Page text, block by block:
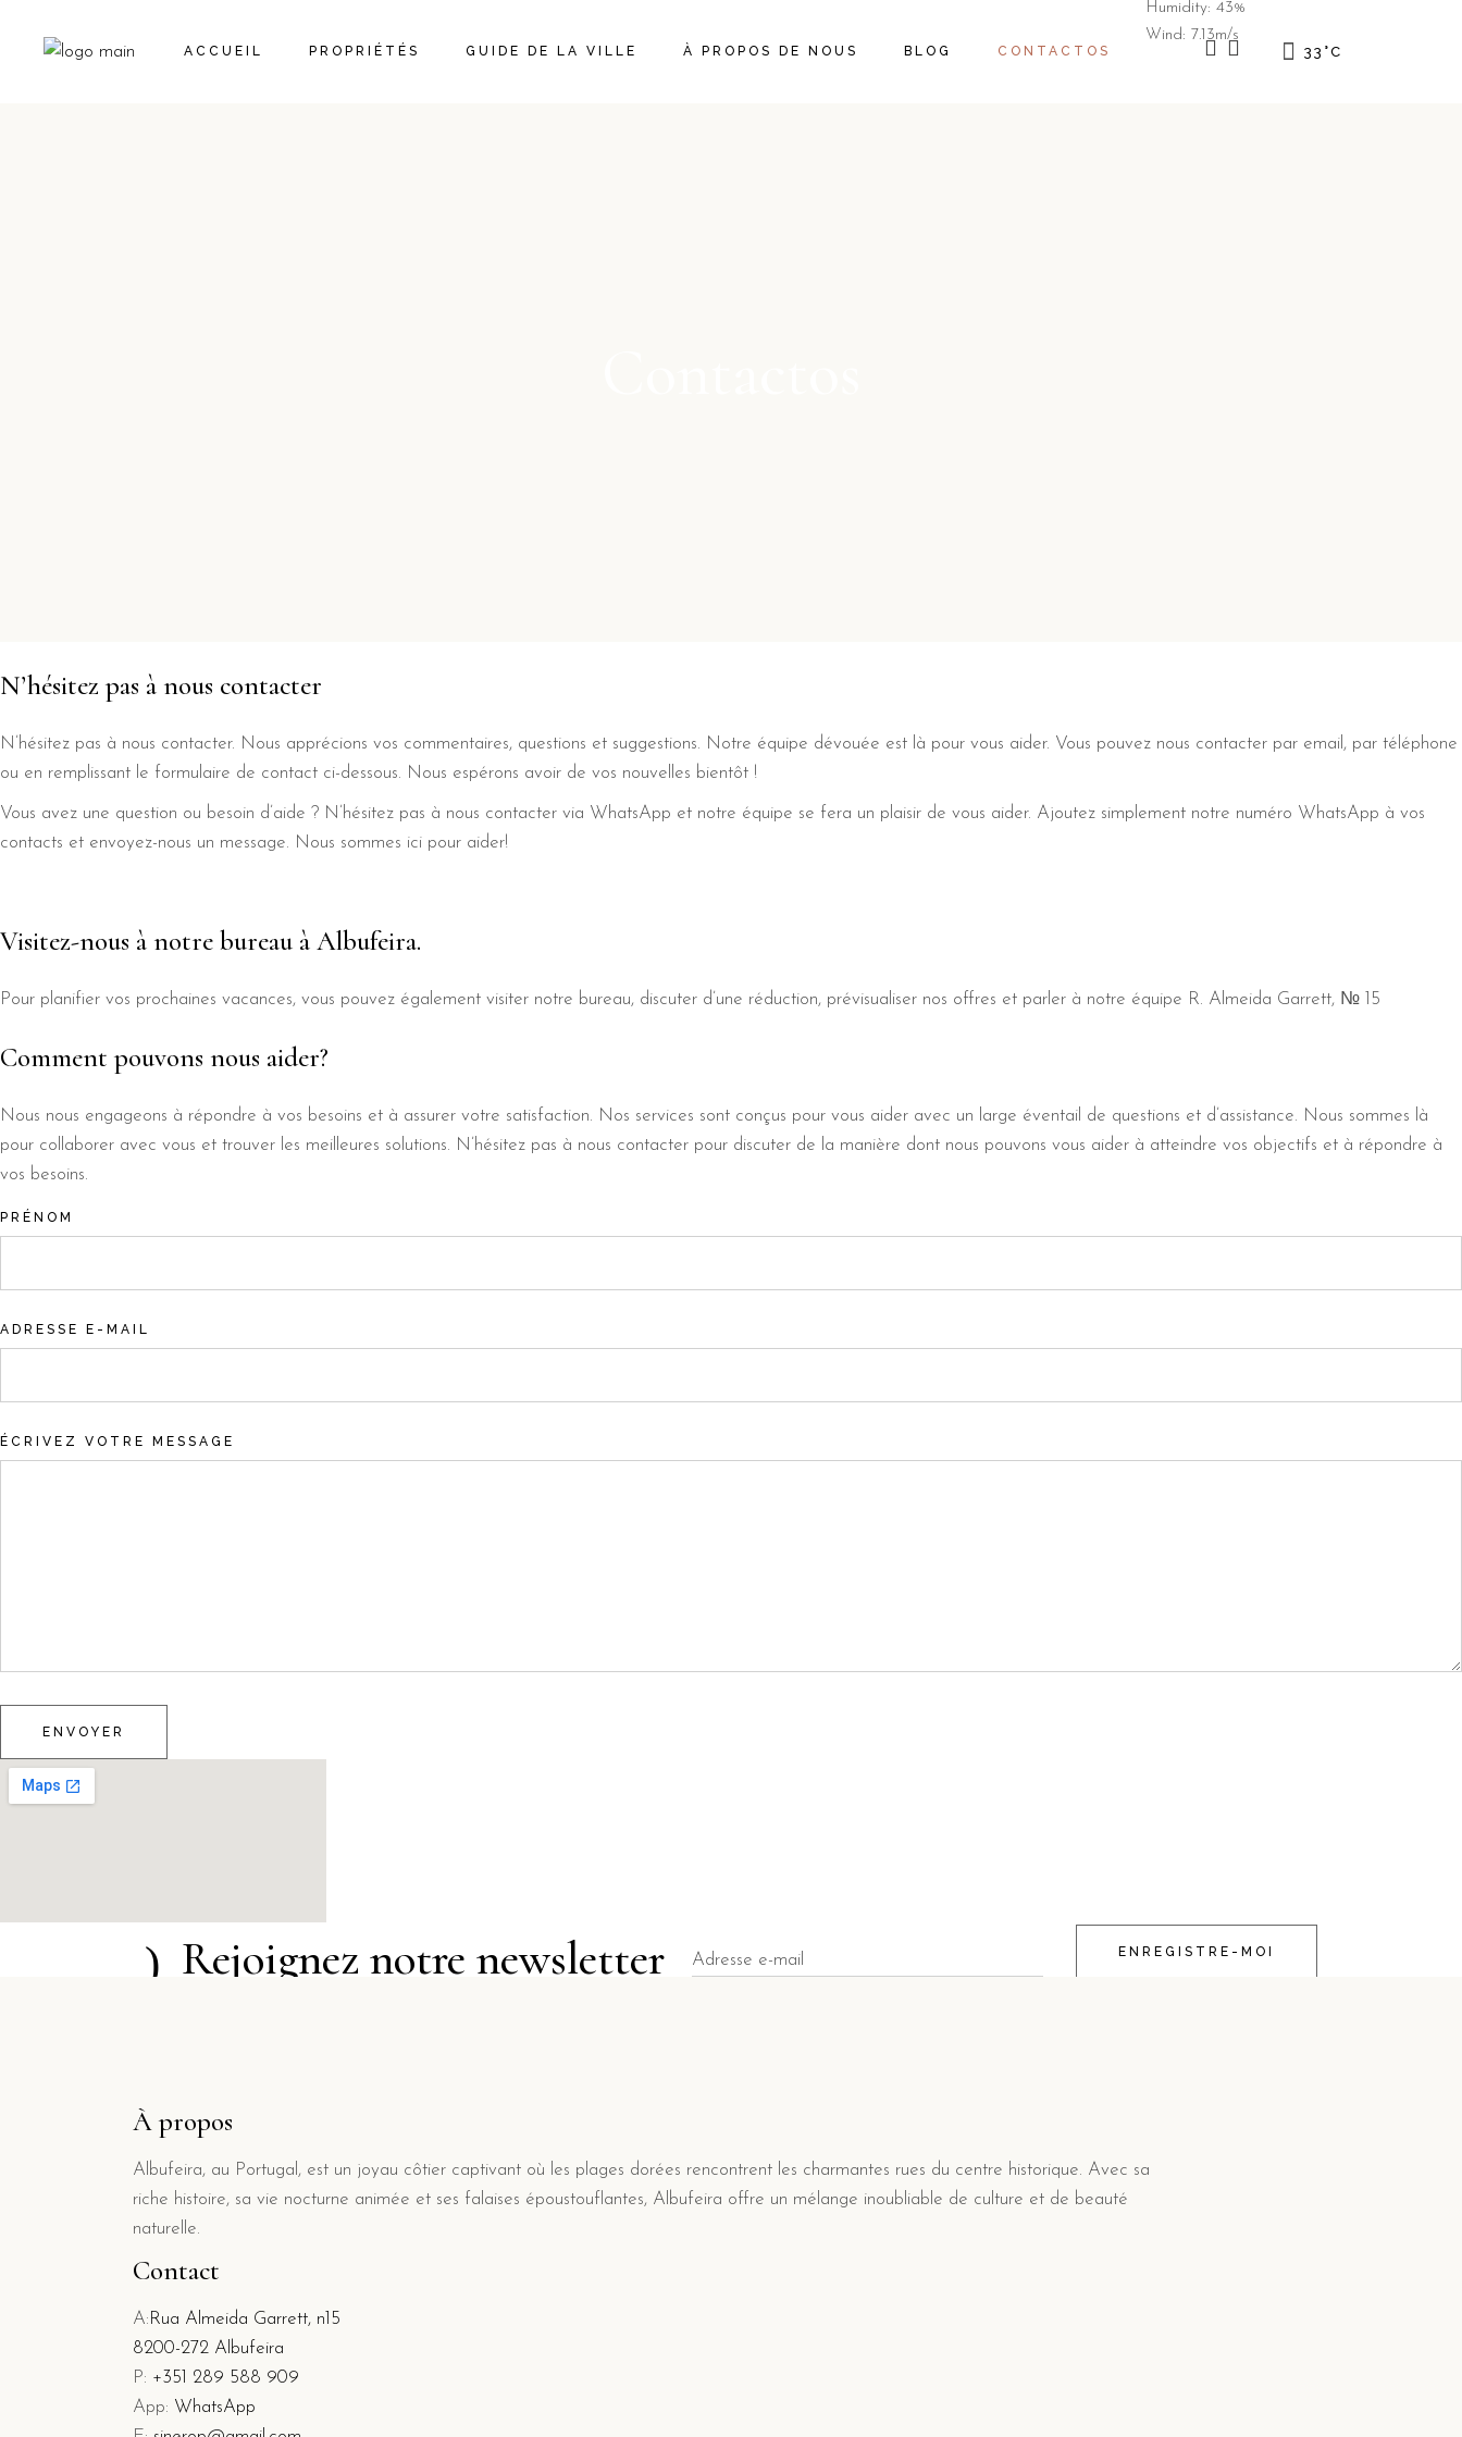
ACCUEIL PROPRIÉTÉS GUIDE DE LA VILLE À PROPOS DE NOUS BLOG CONTACTOS 33 °C
Humidity: 43%
Wind: 7.13m/s
N’hésitez pas à nous contacter
N’hésitez pas à nous contacter. Nous apprécions vos commentaires, questions et suggestions. Notre équipe dévouée est là pour vous aider. Vous pouvez nous contacter par email, par téléphone
ou en remplissant le formulaire de contact ci-dessous. Nous espérons avoir de vos nouvelles bientôt !
Vous avez une question ou besoin d’aide ? N’hésitez pas à nous contacter via WhatsApp et notre équipe se fera un plaisir de vous aider. Ajoutez simplement notre numéro WhatsApp à vos
contacts et envoyez-nous un message. Nous sommes ici pour aider!
Visitez-nous à notre bureau à Albufeira.
Pour planifier vos prochaines vacances, vous pouvez également visiter notre bureau, discuter d’une réduction, prévisualiser nos offres et parler à notre équipe R. Almeida Garrett, № 15
Comment pouvons nous aider?
Nous nous engageons à répondre à vos besoins et à assurer votre satisfaction. Nos services sont conçus pour vous aider avec un large éventail de questions et d’assistance. Nous sommes là
pour collaborer avec vous et trouver les meilleures solutions. N’hésitez pas à nous contacter pour discuter de la manière dont nous pouvons vous aider à atteindre vos objectifs et à répondre à
vos besoins.
PRÉNOM
ADRESSE E-MAIL
ÉCRIVEZ VOTRE MESSAGE
ENVOYER
Rejoignez notre newsletter ENREGISTRE-MOI
À propos
Albufeira, au Portugal, est un joyau côtier captivant où les plages dorées rencontrent les charmantes rues du centre historique. Avec sa
riche histoire, sa vie nocturne animée et ses falaises époustouflantes, Albufeira offre un mélange inoubliable de culture et de beauté
naturelle.
Contact
A: Rua Almeida Garrett, n15
8200-272 Albufeira
P: +351 289 588 909
App: WhatsApp